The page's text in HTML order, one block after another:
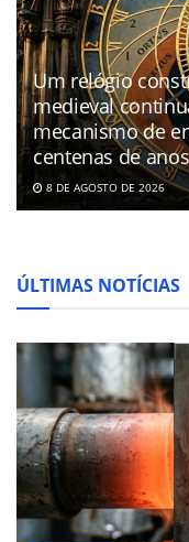
Um relógio
medieval
mecanismo de
centenas de anos
8 DE AGOSTO DE 2026
ÚLTIMAS NOTÍCIAS